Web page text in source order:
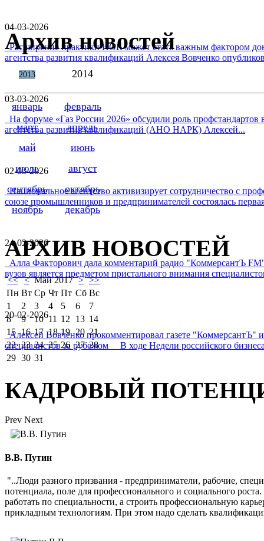
04-03-2026
Расширение практики НОК может стать важным фактором
агентства развития квалификаций Алексея Вовченко
03-03-2026
На форуме «Газ России 2026» обсудили роль
агентства развития квалификаций (АНО НАРК) Алексей...
02-03-2026
Национальное агентство активизирует сотрудничество с
союзе промышленников и предпринимателей состоялась
24-02-2026
Алла Факторович дала комментарий радио "КоммерсантЪ
вузов является предметом пристального внимания
20-02-2026
Алексей Вовченко прокомментировал газете
специалистов за рубежом В ходе Недели российского
Архив новостей
2013 2014
январь
февраль
март
апрель
май
июнь
июль
август
сентябрь
октябрь
ноябрь
декабрь
АРХИВ НОВОСТЕЙ
<< < Май 2017 > >>
Пн Вт Ср Чт Пт Сб Вс
1
2 3 4 5 6
7
8
9 10 11 12 13 14
15 16 17 18 19 20 21
22 23 24 25 26 27 28
29 30 31
КАДРОВЫЙ
Prev Next
В.В. Путин
"..Люди разного призвания - предприниматели, рабочие,
потенциала, поле для профессионального и социального
работать по специальности, а строить профессиональную
прикладным технологиям. При этом надо сделать